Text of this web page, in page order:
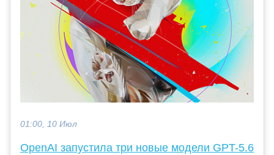
01:00, 10 Июл
OpenAI запустила три новые модели GPT-5.6